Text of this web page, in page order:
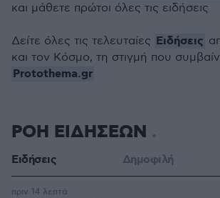
και μάθετε πρώτοι όλες τις ειδήσεις
Δείτε όλες τις τελευταίες Ειδήσεις
και τον Κόσμο, τη στιγμή που
Protothema.gr
ΡΟΗ ΕΙΔΗΣΕΩΝ
Ειδήσεις Δημοφιλή
πριν 14 λεπτά